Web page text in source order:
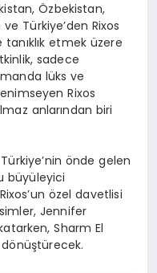
Özbekistan,
Türkiye’den Rixos
etmek üzere
sadece
lüks ve
Rixos
anlarından biri
önde gelen
büyüleyici
özel davetlisi
Jennifer
Sharm El
dönüştürecek.